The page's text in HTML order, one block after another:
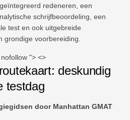
redeneren, een
schrijfbeoordeling, een
test en ook uitgebreide
grondige voorbereiding.
"> <>
deskundig
testdag
door Manhattan GMAT